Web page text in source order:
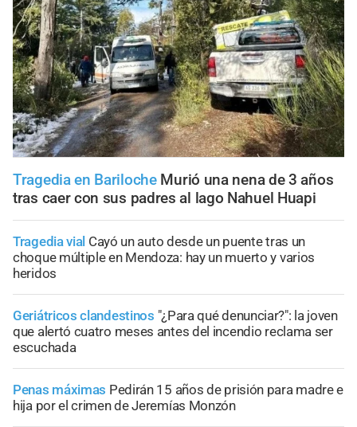
Tragedia en Bariloche Murió una nena de 3 años
tras caer con sus padres al lago Nahuel Huapi
Tragedia vial Cayó un auto desde un puente tras un
choque múltiple en Mendoza: hay un muerto y varios
heridos
Geriátricos clandestinos "¿Para qué denunciar?": la joven
que alertó cuatro meses antes del incendio reclama ser
escuchada
Penas máximas Pedirán 15 años de prisión para madre e
hija por el crimen de Jeremías Monzón